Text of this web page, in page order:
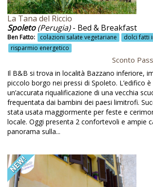
Enogastronomia tipica
Equitazione naturale
Erbe officinali
Erboristeria
Escurisoni a cavallo
Escursione
Escursioni
Escursioni a piedi
Escursioni attive con esperti
La Tana del Riccio
Spoleto(Perugia)- Bed & Breakfast
Ben Fatto: colazioni salate vegetariane
dolci fatti
risparmio energetico
Sconto
Il B&B si trova in località Bazzano inferiore,
piccolo borgo nei pressi di Spoleto. L’edifico
un’accurata riqualificazione di una vecchia
frequentata dai bambini dei paesi limitrofi.
stata usata maggiormente per feste e
locale. Oggi presenta 2 confortevoli e ampie
panorama sulla...